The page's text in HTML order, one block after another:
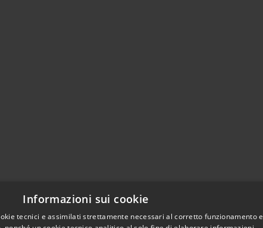
Informazioni sui cookie
tecnici e assimilati strettamente necessari al corretto funzionamento e